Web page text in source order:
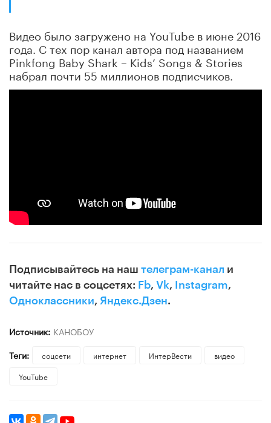
Видео было загружено на YouTube в июне 2016
года. С тех пор канал автора под названием
Pinkfong Baby Shark – Kids’ Songs & Stories
набрал почти 55 миллионов подписчиков.
Подписывайтесь на наш телеграм-канал и
читайте нас в соцсетях: Fb, Vk, Instagram,
Одноклассники, Яндекс.Дзен.
Источник: КАНОБОУ
Теги:
соцсети интернет ИнтерВести
видео
YouTube